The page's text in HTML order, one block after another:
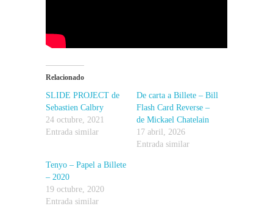
Relacionado
SLIDE PROJECT de
Sebastien Calbry
24 octubre, 2021
Entrada similar
De carta a Billete – Bill
Flash Card Reverse –
de Mickael Chatelain
17 abril, 2026
Entrada similar
Tenyo – Papel a Billete
– 2020
19 octubre, 2020
Entrada similar